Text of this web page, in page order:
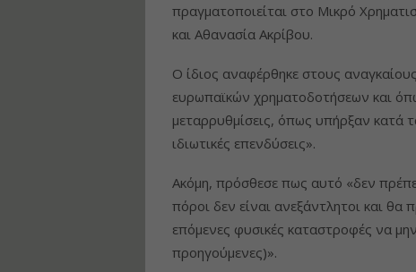
πραγματοποιείται στο Μικρό
και Αθανασία Ακρίβου.
Ο ίδιος αναφέρθηκε στους
ευρωπαϊκών χρηματοδοτήσεων και
μεταρρυθμίσεις, όπως υπήρξαν κατά
ιδιωτικές επενδύσεις».
Ακόμη, πρόσθεσε πως αυτό «δεν
πόροι δεν είναι ανεξάντλητοι και θα
επόμενες φυσικές καταστροφές να
προηγούμενες)».